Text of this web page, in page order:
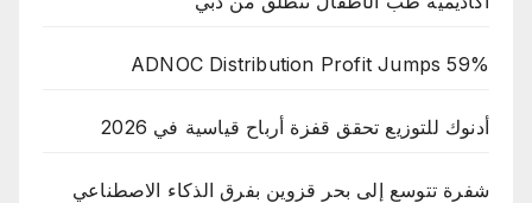
ADNOC Distribution Profit Jumps 59%
أدنوك للتوزيع تحقق قفزة أرباح قياسية في 2026
شفرة تتوسع إلى بحر قزوين بفرق الذكاء الاصطناعي